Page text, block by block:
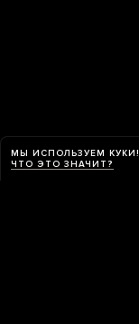
МЫ ИСПОЛЬЗУЕМ КУКИ!
ЧТО ЭТО ЗНАЧИТ?